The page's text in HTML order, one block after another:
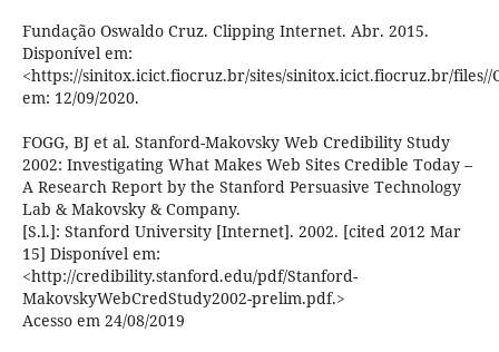
Fundação Oswaldo Cruz. Clipping Internet. Abr. 2015.
Disponível em:
<https://sinitox.icict.fiocruz.br/sites/sinitox.icict.fiocruz.br/
em: 12/09/2020.
FOGG, BJ et al. Stanford-Makovsky Web Credibility Study
2002: Investigating What Makes Web Sites Credible Today –
A Research Report by the Stanford Persuasive Technology
Lab & Makovsky & Company.
[S.l.]: Stanford University [Internet]. 2002. [cited 2012 Mar
15] Disponível em:
<http://credibility.stanford.edu/pdf/Stanford-
MakovskyWebCredStudy2002-prelim.pdf.>
Acesso em 24/08/2019